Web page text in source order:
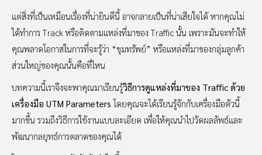
แต่สิ่งที่เป็นเหมือนเรื่องที่น่ายินดีนี้ อาจกลายเป็นที่น่าเสียใจได้ หากคุณไม่
ได้ทำการ Track หรือติดตามแหล่งที่มาของ Traffic นั้น เพราะมันจะทำให้
คุณพลาดโอกาสในการที่จะรู้ว่า “ขุมทรัพย์” หรือแหล่งที่มาของกลุ่มลูกค้า
ส่วนใหญ่ของคุณนั้นคือที่ไหน
บทความนี้เราจึงจะพาคุณมาเรียนรู้วิธีการดูแหล่งที่มาของ Traffic ด้วย
เครื่องมือ UTM Parameters โดยคุณจะได้เรียนรู้จักกับเครื่องมือตัวนี้
มากขึ้น รวมถึงวิธีการใช้งานแบบละเอียด เพื่อให้คุณนำไปวัดผลลัพธ์และ
พัฒนากลยุทธ์การตลาดของคุณได้